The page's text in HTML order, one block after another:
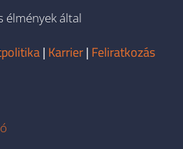
élmények által
| Karrier| Feliratkozás